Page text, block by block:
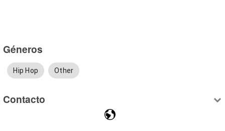
Géneros
Hip Hop Other
Contacto